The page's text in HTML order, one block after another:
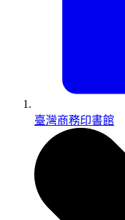
臺灣商務印書館